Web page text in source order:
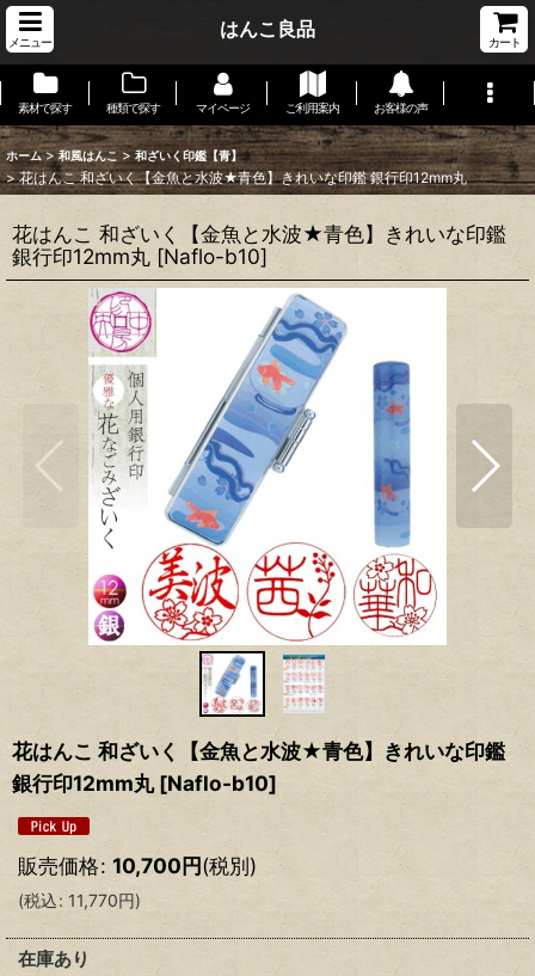
メニュー
はんこ良品
カート
素材で探す 種類で探す マイページ ご利用案内 お客様の声
ホーム > 和風はんこ > 和ざいく印鑑【青】
> 花はんこ 和ざいく【金魚と水波★青色】きれいな印鑑 銀行印12mm丸
花はんこ 和ざいく【金魚と水波★青色】きれいな印鑑
銀行印12mm丸 [Naflo-b10]
花はんこ 和ざいく【金魚と水波★青色】きれいな印鑑
銀行印12mm丸 [Naflo-b10]
販売価格: 10,700円(税別)
(税込: 11,770円)
在庫あり